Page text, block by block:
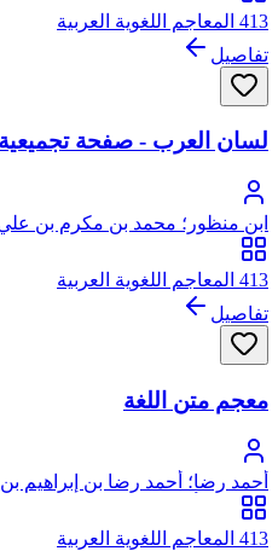
413 المعاجم اللغوية العربية
تفاصيل
لسان العرب - صفحة تجميعية
ابن منظور؛ محمد بن مكرم بن
منظور الأنصاري الرويفعي
413 المعاجم اللغوية العربية
تفاصيل
معجم متن اللغة
أحمد رضا؛ أحمد رضا بن
العاملي، أبو العلاء، بهاء الدين
413 المعاجم اللغوية العربية